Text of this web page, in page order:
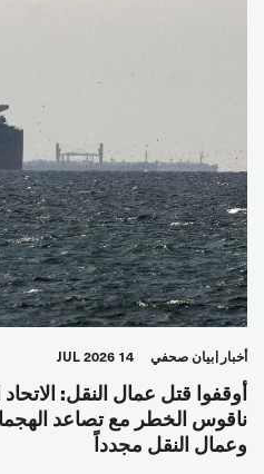
أخبار بيان صحفي 14 JUL 2026
أوقفوا قتل عمال النقل:
ناقوس الخطر مع تصاعد
وعمال النقل مجدداً